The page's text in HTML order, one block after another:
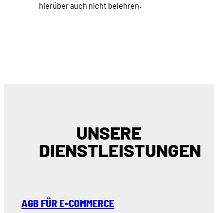
hierüber auch nicht belehren.
UNSERE
DIENSTLEISTUNGEN
AGB FÜR E-COMMERCE